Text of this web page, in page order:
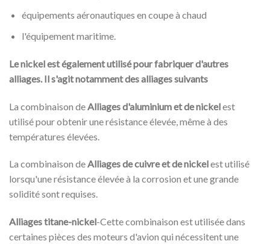
équipements aéronautiques en coupe à chaud
l'équipement maritime.
Le nickel est également utilisé pour fabriquer d'autres
alliages. Il s'agit notamment des alliages suivants
La combinaison de Alliages d'aluminium et de nickelest
utilisé pour obtenir une résistance élevée, même à des
températures élevées.
La combinaison deAlliages de cuivre et de nickelest utilisé
lorsqu'une résistance élevée à la corrosion et une grande
solidité sont requises.
Alliages titane-nickel-Cette combinaison est utilisée dans
certaines pièces des moteurs d'avion qui nécessitent une